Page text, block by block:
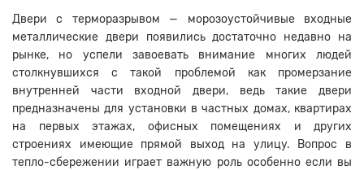
Двери с терморазрывом — морозоустойчивые входные
металлические двери появились достаточно недавно на
рынке, но успели завоевать внимание многих людей
столкнувшихся с такой проблемой как промерзание
внутренней части входной двери, ведь такие двери
предназначены для установки в частных домах, квартирах
на первых этажах, офисных помещениях и других
строениях имеющие прямой выход на улицу. Вопрос в
тепло-сбережении играет важную роль особенно если вы